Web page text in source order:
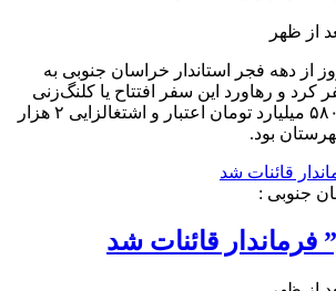
از دهه فجر استاندار خراسان جنوبی به
و رهاورد این سفر افتتاح یا کلنگ‌زنی
۷۷ پروژه با ۳ هزار و ۵۸۰ میلیارد تومان اعتبار و اشتغالزایی ۲ هزار
جنوبی :
فرماندار قائنات شد